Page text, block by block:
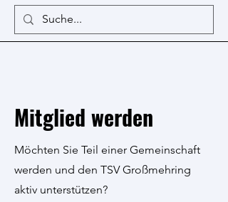
Mitglied werden
Möchten Sie Teil einer Gemeinschaft
werden und den TSV Großmehring
aktiv unterstützen?